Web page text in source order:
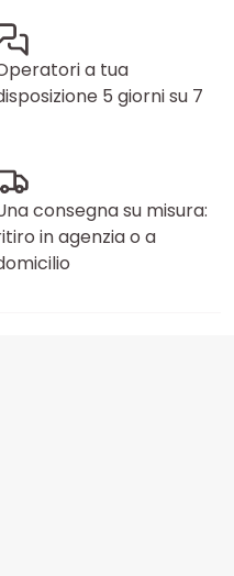
a tua
5 giorni su 7
consegna su misura:
in agenzia o a